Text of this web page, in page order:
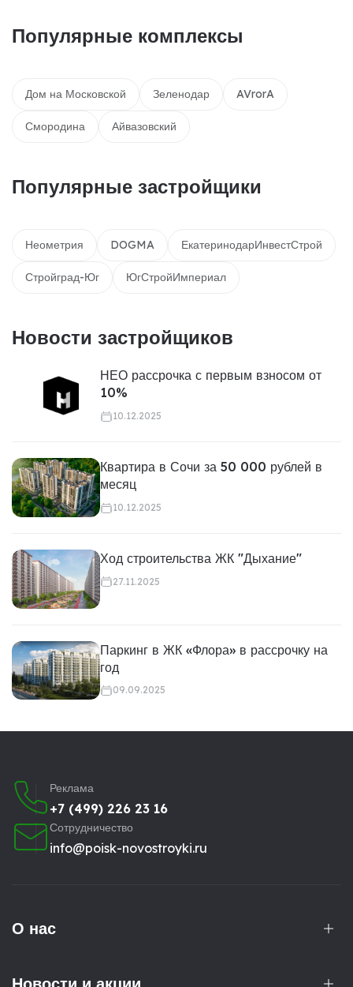
Популярные комплексы
Дом на Московской Зеленодар AVrorA
Смородина Айвазовский
Популярные застройщики
Неометрия DOGMA ЕкатеринодарИнвестСтрой
Стройград-Юг ЮгСтройИмпериал
Новости застройщиков
НЕО рассрочка с первым взносом от
10%
10.12.2025
Квартира в Сочи за 50 000 рублей в
месяц
10.12.2025
Ход строительства ЖК "Дыхание"
27.11.2025
Паркинг в ЖК «Флора» в рассрочку на
год
09.09.2025
Реклама
+7 (499) 226 23 16
Сотрудничество
info@poisk-novostroyki.ru
О нас